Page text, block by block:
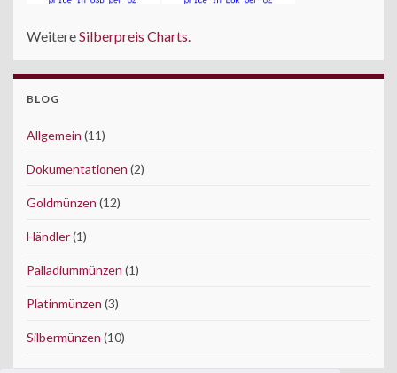
WeitereSilberpreis Charts.
BLOG
Allgemein (11)
Dokumentationen (2)
Goldmünzen (12)
Händler(1)
Palladiummünzen (1)
Platinmünzen (3)
Silbermünzen (10)